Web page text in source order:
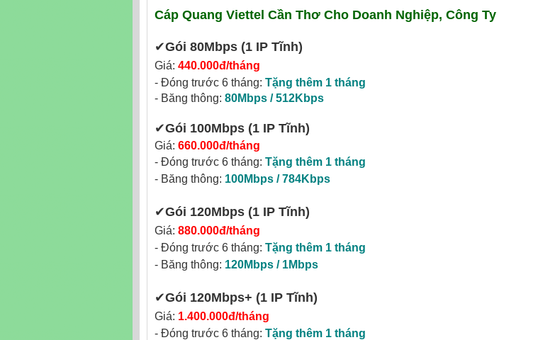
Cáp Quang Viettel Cần Thơ Cho Doanh Nghiệp, Công Ty
✔‎Gói 80Mbps (1 IP Tĩnh)
Giá: 440.000đ/tháng
- Đóng trước 6 tháng: Tặng thêm 1 tháng
- Băng thông: 80Mbps / 512Kbps
✔‎Gói 100Mbps (1 IP Tĩnh)
Giá: 660.000đ/tháng
- Đóng trước 6 tháng: Tặng thêm 1 tháng
- Băng thông: 100Mbps / 784Kbps
✔Gói 120Mbps (1 IP Tĩnh)
Giá: 880.000đ/tháng
- Đóng trước 6 tháng: Tặng thêm 1 tháng
- Băng thông: 120Mbps / 1Mbps
✔‎Gói 120Mbps+ (1 IP Tĩnh)
Giá: 1.400.000đ/tháng
- Đóng trước 6 tháng: Tặng thêm 1 tháng